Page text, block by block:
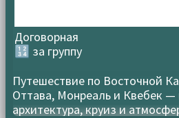
Договорная
🔢 за группу
Путешествие по Восточной
Оттава, Монреаль и Квебек —
архитектура, круиз и